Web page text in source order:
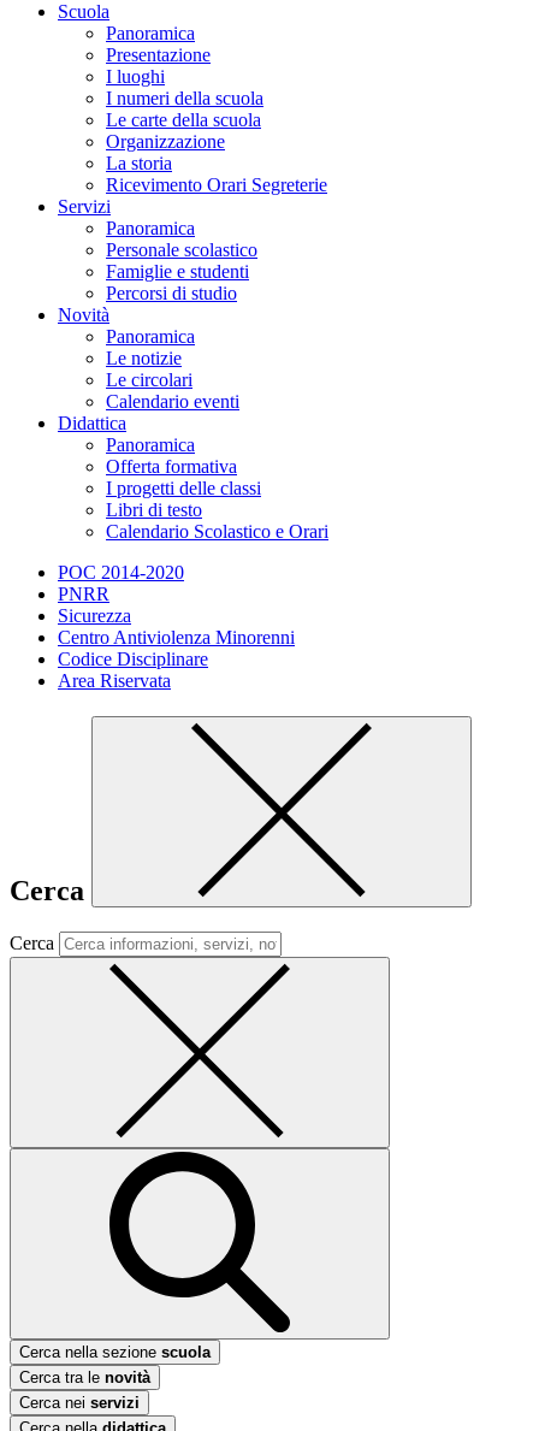
Scuola
Panoramica
Presentazione
I luoghi
I numeri della scuola
Le carte della scuola
Organizzazione
La storia
Ricevimento Orari Segreterie
Servizi
Panoramica
Personale scolastico
Famiglie e studenti
Percorsi di studio
Novità
Panoramica
Le notizie
Le circolari
Calendario eventi
Didattica
Panoramica
Offerta formativa
I progetti delle classi
Libri di testo
Calendario Scolastico e Orari
POC 2014-2020
PNRR
Sicurezza
Centro Antiviolenza Minorenni
Codice Disciplinare
Area Riservata
Cerca
Cerca
Cerca nella sezione scuola
Cerca tra le novità
Cerca nei servizi